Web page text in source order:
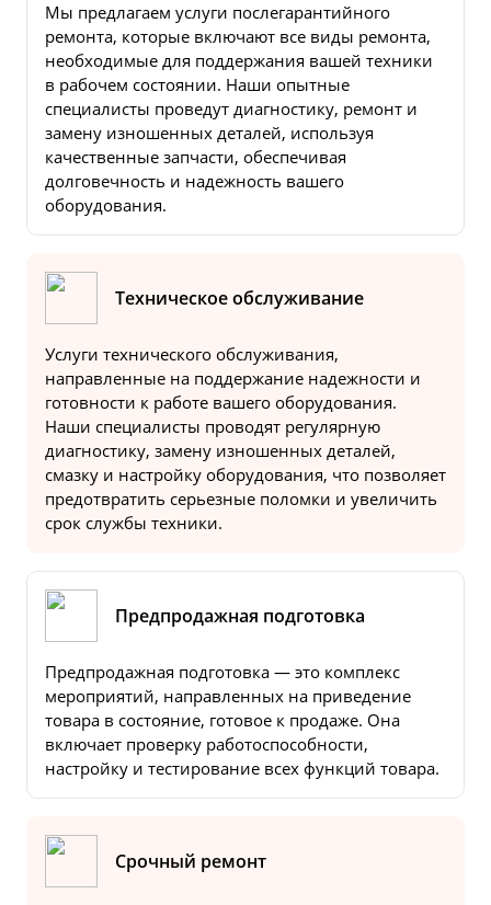
Мы предлагаем услуги послегарантийного
ремонта, которые включают все виды ремонта,
необходимые для поддержания вашей техники
в рабочем состоянии. Наши опытные
специалисты проведут диагностику, ремонт и
замену изношенных деталей, используя
качественные запчасти, обеспечивая
долговечность и надежность вашего
оборудования.
Техническое обслуживание
Услуги технического обслуживания,
направленные на поддержание надежности и
готовности к работе вашего оборудования.
Наши специалисты проводят регулярную
диагностику, замену изношенных деталей,
смазку и настройку оборудования, что позволяет
предотвратить серьезные поломки и увеличить
срок службы техники.
Предпродажная подготовка
Предпродажная подготовка — это комплекс
мероприятий, направленных на приведение
товара в состояние, готовое к продаже. Она
включает проверку работоспособности,
настройку и тестирование всех функций товара.
Срочный ремонт